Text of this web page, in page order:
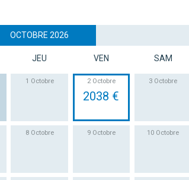
OCTOBRE 2026
JEU VEN SAM
1 Octobre 2 Octobre
2038 €
3 Octobre
8 Octobre 9 Octobre 10 Octobre